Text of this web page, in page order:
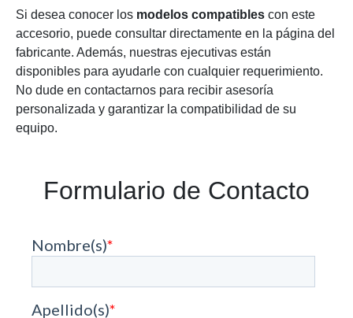
Si desea conocer los modelos compatibles con este
accesorio, puede consultar directamente en la página del
fabricante. Además, nuestras ejecutivas están
disponibles para ayudarle con cualquier requerimiento.
No dude en contactarnos para recibir asesoría
personalizada y garantizar la compatibilidad de su
equipo.
Formulario de Contacto